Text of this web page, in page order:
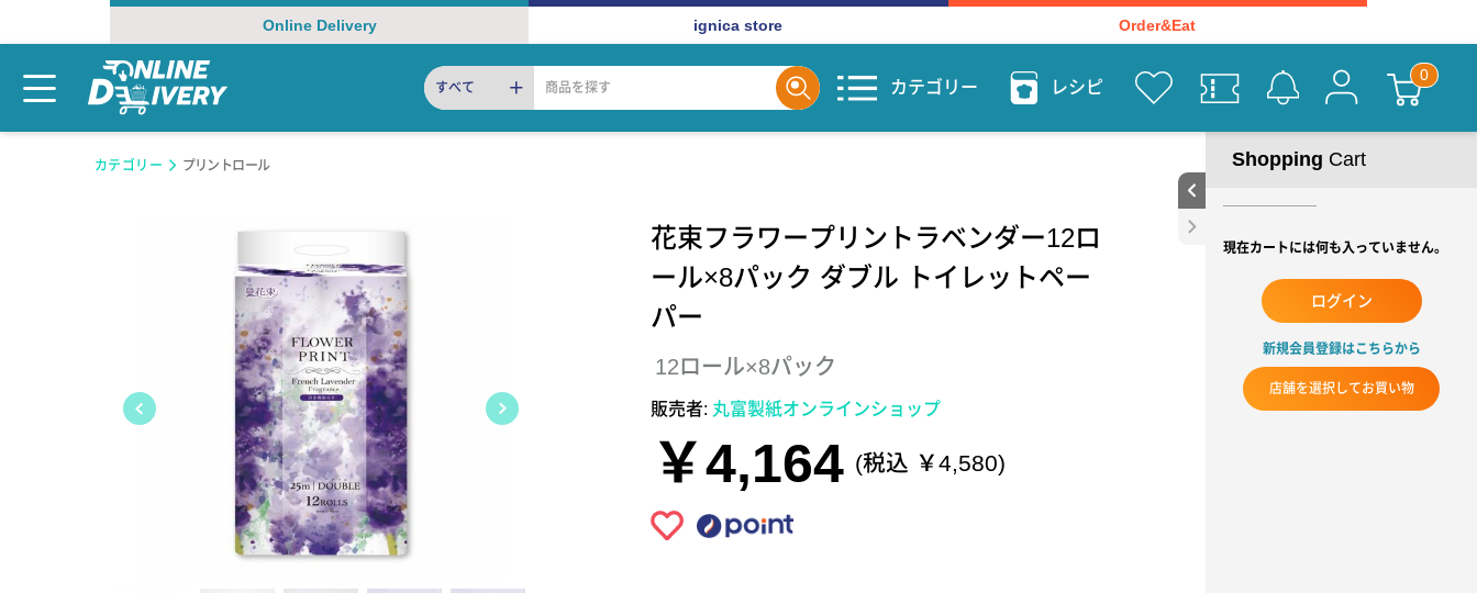
Online Delivery ignica store Order&Eat
すべて カテゴリー レシピ
カテゴリー プリントロール
花束フラワープリントラベンダー12ロ
ール×8パック ダブル トイレットペー
パー
12ロール×8パック
販売者: 丸富製紙オンラインショップ
￥4,164 (税込 ￥4,580)
Shopping Cart
現在カートには何も入っていません。
ログイン
新規会員登録はこちらから
店舗を選択してお買い物